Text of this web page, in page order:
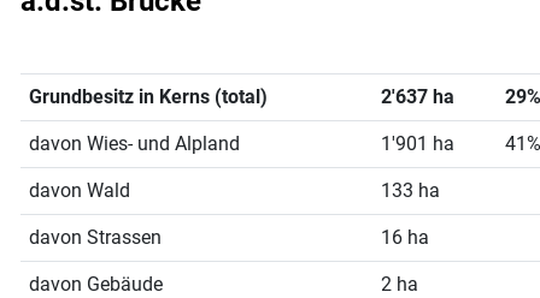
Grundbesitz in Kerns (total) 2'637 ha
davon Wies- und Alpland 1'901 ha
davon Wald 133 ha
davon Strassen 16 ha
davon Gebäude 2 ha